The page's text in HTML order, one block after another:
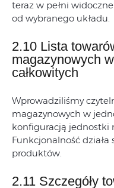
teraz w pełni
od wybranego układu.
2.10 Lista
magazynowych
całkowitych
Wprowadziliśmy
magazynowych w
konfiguracją jednostki
Funkcjonalność
produktów.
2.11 Szczegóły